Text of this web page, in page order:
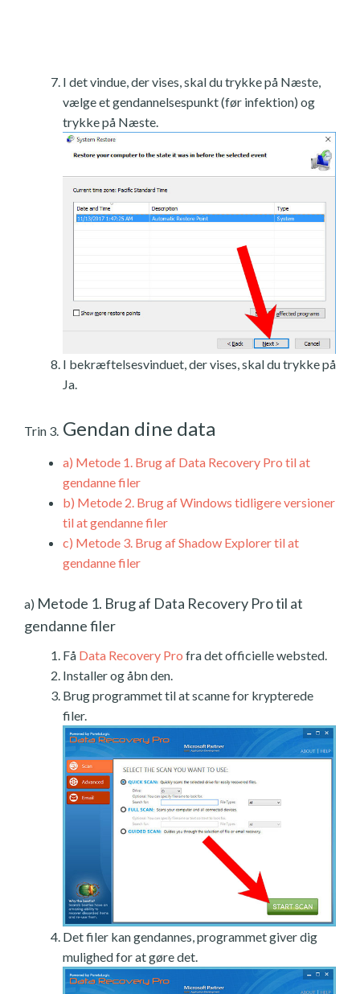
I det vindue, der vises, skal du trykke på Næste,
vælge et gendannelsespunkt (før infektion) og
trykke på Næste.
I bekræftelsesvinduet, der vises, skal du trykke på
Ja.
Trin 3. Gendan dine data
a) Metode 1. Brug af Data Recovery Pro til at
gendanne filer
b) Metode 2. Brug af Windows tidligere versioner
til at gendanne filer
c) Metode 3. Brug af Shadow Explorer til at
gendanne filer
a) Metode 1. Brug af Data Recovery Pro til at
gendanne filer
Få Data Recovery Pro fra det officielle websted.
Installer og åbn den.
Brug programmet til at scanne for krypterede
filer.
Det filer kan gendannes, programmet giver dig
mulighed for at gøre det.